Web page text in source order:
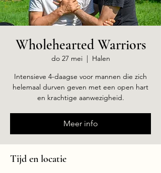
Wholehearted Warriors
do 27 mei
  |
Halen
Intensieve 4-daagse voor mannen die zich
helemaal durven geven met een open hart
en krachtige aanwezigheid.
Meer info
Tijd en locatie